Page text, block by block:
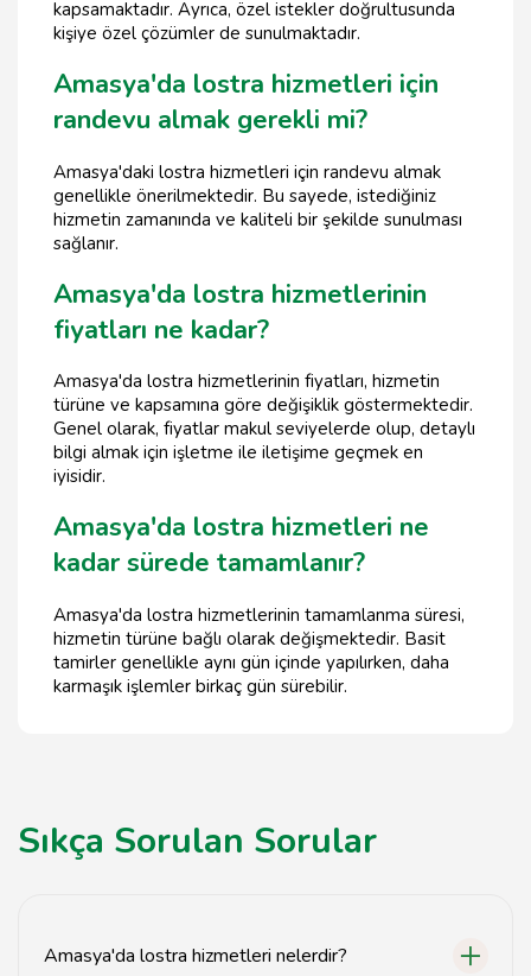
kapsamaktadır. Ayrıca, özel istekler doğrultusunda
kişiye özel çözümler de sunulmaktadır.
Amasya'da lostra hizmetleri için
randevu almak gerekli mi?
Amasya'daki lostra hizmetleri için randevu almak
genellikle önerilmektedir. Bu sayede, istediğiniz
hizmetin zamanında ve kaliteli bir şekilde sunulması
sağlanır.
Amasya'da lostra hizmetlerinin
fiyatları ne kadar?
Amasya'da lostra hizmetlerinin fiyatları, hizmetin
türüne ve kapsamına göre değişiklik göstermektedir.
Genel olarak, fiyatlar makul seviyelerde olup, detaylı
bilgi almak için işletme ile iletişime geçmek en
iyisidir.
Amasya'da lostra hizmetleri ne
kadar sürede tamamlanır?
Amasya'da lostra hizmetlerinin tamamlanma süresi,
hizmetin türüne bağlı olarak değişmektedir. Basit
tamirler genellikle aynı gün içinde yapılırken, daha
karmaşık işlemler birkaç gün sürebilir.
Sıkça Sorulan Sorular
Amasya'da lostra hizmetleri nelerdir?